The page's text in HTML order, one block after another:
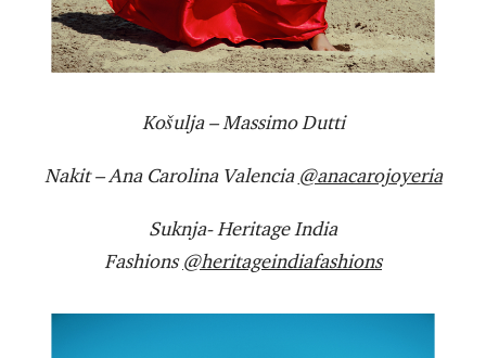
Košulja – Massimo Dutti
Nakit – Ana Carolina Valencia @anacarojoyeria
Suknja- Heritage India
Fashions@heritageindiafashions